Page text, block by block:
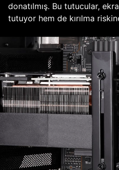
donatılmış. Bu tutucular,
tutuyor hem de kırılma